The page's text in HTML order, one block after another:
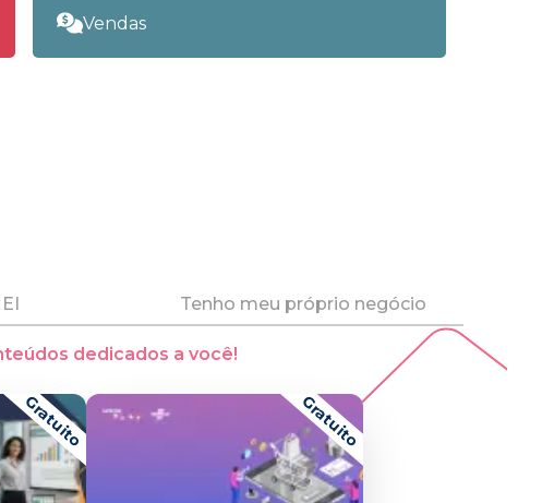
Vendas
Tenho meu próprio negócio
dedicados a você!
Gratuito Gratuito